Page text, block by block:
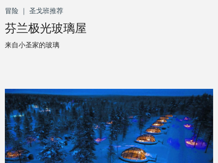
冒险 ｜ 圣戈班推荐
芬兰极光玻璃屋
来自小圣家的玻璃